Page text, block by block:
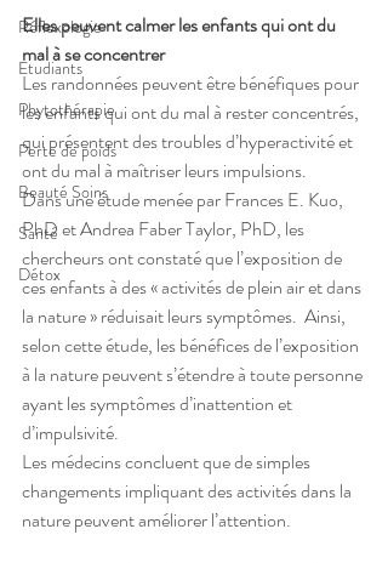
Réflexologie
Etudiants
Phytothérapie
Perte de poids
Beauté Soins
Santé
Détox
Elles peuvent calmer les enfants qui ont du
mal à se concentrer
Les randonnées peuvent être bénéfiques pour
les enfants qui ont du mal à rester concentrés,
qui présentent des troubles d’hyperactivité et
ont du mal à maîtriser leurs impulsions.
Dans une étude menée par Frances E. Kuo,
PhD et Andrea Faber Taylor, PhD, les
chercheurs ont constaté que l’exposition de
ces enfants à des « activités de plein air et dans
la nature » réduisait leurs symptômes.  Ainsi,
selon cette étude, les bénéfices de l’exposition
à la nature peuvent s’étendre à toute personne
ayant les symptômes d’inattention et
d’impulsivité.
Les médecins concluent que de simples
changements impliquant des activités dans la
nature peuvent améliorer l’attention.